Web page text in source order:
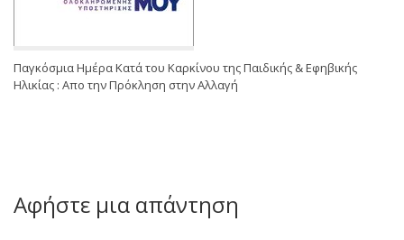
Παγκόσμια Ημέρα Κατά του Καρκίνου της Παιδικής & Εφηβικής
Ηλικίας : Απο την Πρόκληση στην Αλλαγή
Αφήστε μια απάντηση